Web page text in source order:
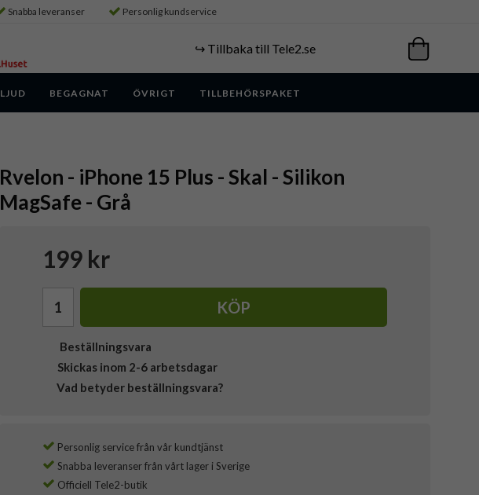
Snabba leveranser Personlig kundservice
↪️ Tillbaka till Tele2.se
LJUD BEGAGNAT ÖVRIGT TILLBEHÖRSPAKET
Rvelon - iPhone 15 Plus - Skal - Silikon
MagSafe - Grå
199 kr
KÖP
Beställningsvara
Skickas inom 2-6 arbetsdagar
Vad betyder beställningsvara?
Personlig service från vår kundtjänst
Snabba leveranser från vårt lager i Sverige
Officiell Tele2-butik